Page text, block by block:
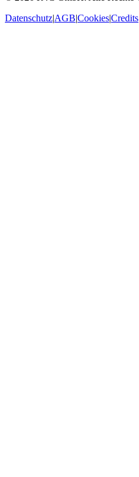
Datenschutz|AGB|Cookies|Credits